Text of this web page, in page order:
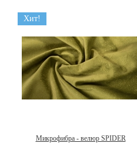
Хит!
Микрофибра - велюр SPIDER